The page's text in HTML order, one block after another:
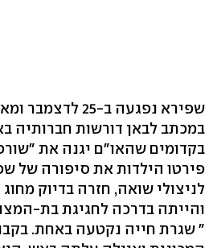
שפירא נפגעה ב-25
במכתב לבאן דורשות חברותיה
בקדומים שהאו"ם יגנה את
פירטו הילדות את סיפורה של
לניצולי שואה, חזרה בדיוק
והייתה בדרכה לחגיגת בת-
" שגרת חייה נקטעה באחת.